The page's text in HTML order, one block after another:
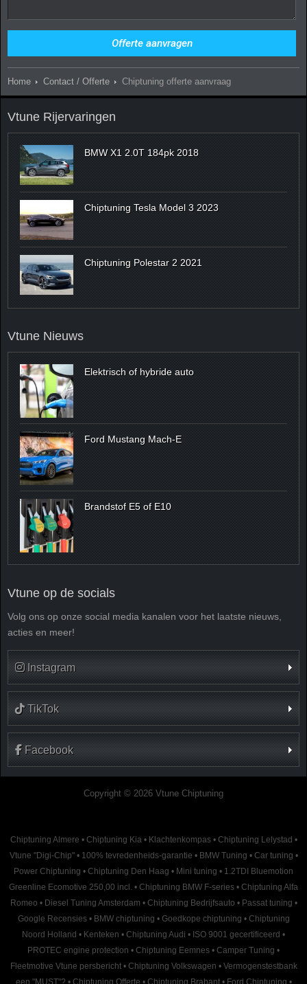
Home Contact / Offerte Chiptuning offerte aanvraag
Vtune Rijervaringen
BMW X1 2.0T 184pk 2018
Chiptuning Tesla Model 3 2023
Chiptuning Polestar 2 2021
Vtune Nieuws
Elektrisch of hybride auto
Ford Mustang Mach-E
Brandstof E5 of E10
Vtune op de socials
Volg ons op onze social media kanalen voor het laatste nieuws,
acties en meer!
Instagram
TikTok
Facebook
Copyright © 2026 Vtune Chiptuning
Chiptuning Almere • Chiptuning Kia • Klachtenkompas • Chiptuning Lelystad •
Vtune "Digi-Chip" • 100% tevredenheids-garantie • BMW Tuning • Car tuning •
Power Chiptuning • Chiptuning Den Haag • Mini tuning • 1.2TDI Bluemotion
Greenline Ecomotive 250,00 incl. • Chiptuning BMW F-series • Chiptuning Alfa
Romeo • Diesel Tuning Amsterdam • Chiptuning Bedrijfsauto • Passat tuning •
Google Recensies • BMW chiptuning • Goedkope chiptuning • Chiptuning
Noord Holland • Kenteken • Chiptuning Audi • ISO 9001 gecertificeerd •
PROTEC engine protection • Chiptuning Eemnes • Camper Tuning •
Fleetmotive Vtune persbericht • Chiptuning Volkswagen • Vermogenstestbank
een "MUST"? • Chiptuning Offerte • Chiptuning Brabant • Ford Chiptuning •